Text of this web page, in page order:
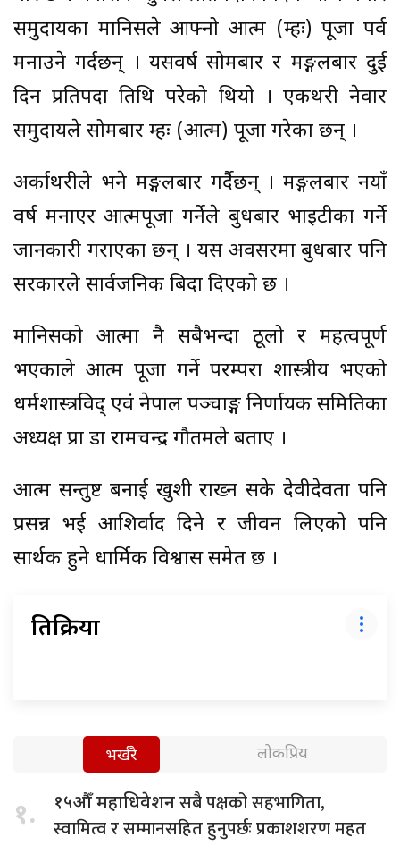
समुदायका मानिसले आफ्नो आत्म (म्हः) पूजा पर्व
मनाउने गर्दछन् । यसवर्ष सोमबार र मङ्गलबार दुई
दिन प्रतिपदा तिथि परेको थियो । एकथरी नेवार
समुदायले सोमबार म्हः (आत्म) पूजा गरेका छन् ।
अर्काथरीले भने मङ्गलबार गर्दैछन् । मङ्गलबार नयाँ
वर्ष मनाएर आत्मपूजा गर्नेले बुधबार भाइटीका गर्ने
जानकारी गराएका छन् । यस अवसरमा बुधबार पनि
सरकारले सार्वजनिक बिदा दिएको छ ।
मानिसको आत्मा नै सबैभन्दा ठूलो र महत्वपूर्ण
भएकाले आत्म पूजा गर्ने परम्परा शास्त्रीय भएको
धर्मशास्त्रविद् एवं नेपाल पञ्चाङ्ग निर्णायक समितिका
अध्यक्ष प्रा डा रामचन्द्र गौतमले बताए ।
आत्म सन्तुष्ट बनाई खुशी राख्न सके देवीदेवता पनि
प्रसन्न भई आशिर्वाद दिने र जीवन लिएको पनि
सार्थक हुने धार्मिक विश्वास समेत छ ।
प्रतिक्रिया
भर्खरै लोकप्रिय
१. १५औँ महाधिवेशनसबै पक्षको सहभागिता,
स्वामित्व र सम्मानसहित हुनुपर्छः प्रकाशशरण महत